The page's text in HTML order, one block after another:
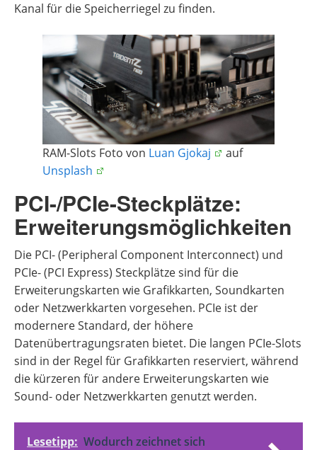
Kanal für die Speicherriegel zu finden.
RAM-Slots Foto von Luan Gjokaj
auf
Unsplash
PCI-/PCIe-Steckplätze:
Erweiterungsmöglichkeiten
Die PCI- (Peripheral Component Interconnect) und
PCIe- (PCI Express) Steckplätze sind für die
Erweiterungskarten wie Grafikkarten, Soundkarten
oder Netzwerkkarten vorgesehen. PCIe ist der
modernere Standard, der höhere
Datenübertragungsraten bietet. Die langen PCIe-Slots
sind in der Regel für Grafikkarten reserviert, während
die kürzeren für andere Erweiterungskarten wie
Sound- oder Netzwerkkarten genutzt werden.
Lesetipp: Wodurch zeichnet sich